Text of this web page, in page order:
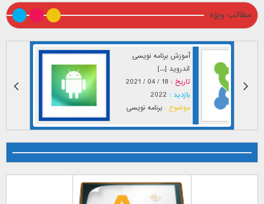
مطالب ویژه
آموزش برنامه نویسی
اندروید [...]
تاریخ : 18 / 04 / 2021
بازدید : 2022
موضوع : برنامه نویسی